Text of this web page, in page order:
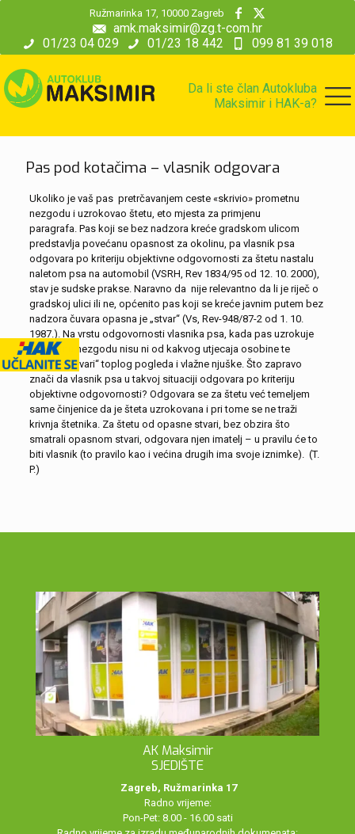
01/23 04 029 01/23 18 442 099 81 39 018
amk.maksimir@zg.t-com.hr
Ružmarinka 17, 10000 Zagreb
Da li ste član Autokluba
Maksimir i HAK-a?
Pas pod kotačima – vlasnik odgovara
Ukoliko je vaš pas pretrčavanjem ceste «skrivio» prometnu
nezgodu i uzrokovao štetu, eto mjesta za primjenu
paragrafa. Pas koji se bez nadzora kreće gradskom ulicom
predstavlja povećanu opasnost za okolinu, pa vlasnik psa
odgovara po kriteriju objektivne odgovornosti za štetu nastalu
naletom psa na automobil (VSRH, Rev 1834/95 od 12. 10. 2000),
stav je sudske prakse. Naravno da nije relevantno da li je riječ o
gradskoj ulici ili ne, općenito pas koji se kreće javnim putem bez
nadzora čuvara opasna je „stvar“ (Vs, Rev-948/87-2 od 1. 10.
1987.). Na vrstu odgovornosti vlasnika psa, kada pas uzrokuje
prometnu nezgodu nisu ni od kakvog utjecaja osobine te
opasne „stvari“ toplog pogleda i vlažne njuške. Što zapravo
znači da vlasnik psa u takvoj situaciji odgovara po kriteriju
objektivne odgovornosti? Odgovara se za štetu već temeljem
same činjenice da je šteta uzrokovana i pri tome se ne traži
krivnja štetnika. Za štetu od opasne stvari, bez obzira što
smatrali opasnom stvari, odgovara njen imatelj – u pravilu će to
biti vlasnik (to pravilo kao i većina drugih ima svoje iznimke). (T.
P.)
AK Maksimir
SJEDIŠTE
Zagreb, Ružmarinka 17
Radno vrijeme:
Pon-Pet: 8.00 - 16.00 sati